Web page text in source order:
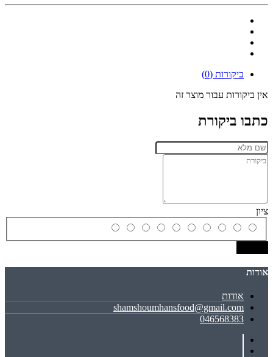
ביקורות (0)
אין ביקורות עבור מוצר זה
כתבו ביקורת
ציון
אודות
אודות
shamshoumhansfood@gmail.com
046568383